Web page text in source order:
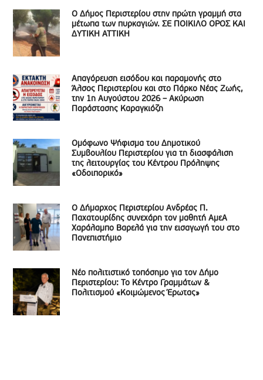
Ο Δήμος Περιστερίου στην πρώτη γραμμή στα
μέτωπα των πυρκαγιών. ΣΕ ΠΟΙΚΙΛΟ ΟΡΟΣ ΚΑΙ
ΔΥΤΙΚΗ ΑΤΤΙΚΗ
Απαγόρευση εισόδου και παραμονής στο
Άλσος Περιστερίου και στο Πάρκο Νέας Ζωής,
την 1η Αυγούστου 2026 – Ακύρωση
Παράστασης Καραγκιόζη
Ομόφωνο Ψήφισμα του Δημοτικού
Συμβουλίου Περιστερίου για τη διασφάλιση
της λειτουργίας του Κέντρου Πρόληψης
«Οδοιπορικό»
Ο Δήμαρχος Περιστερίου Ανδρέας Π.
Παχατουρίδης συνεχάρη τον μαθητή ΑμεΑ
Χαράλαμπο Βαρελά για την εισαγωγή του στο
Πανεπιστήμιο
Νέο πολιτιστικό τοπόσημο για τον Δήμο
Περιστερίου: Το Κέντρο Γραμμάτων &
Πολιτισμού «Κοιμώμενος Έρωτας»